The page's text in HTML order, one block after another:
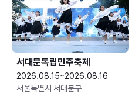
서대문독립민주축제
2026.08.15~2026.08.16
서울특별시 서대문구